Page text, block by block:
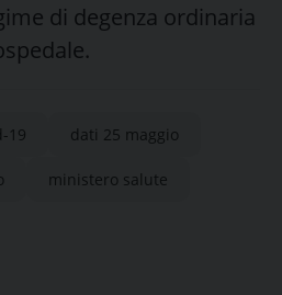
di degenza ordinaria
19 dati 25 maggio
ministero salute